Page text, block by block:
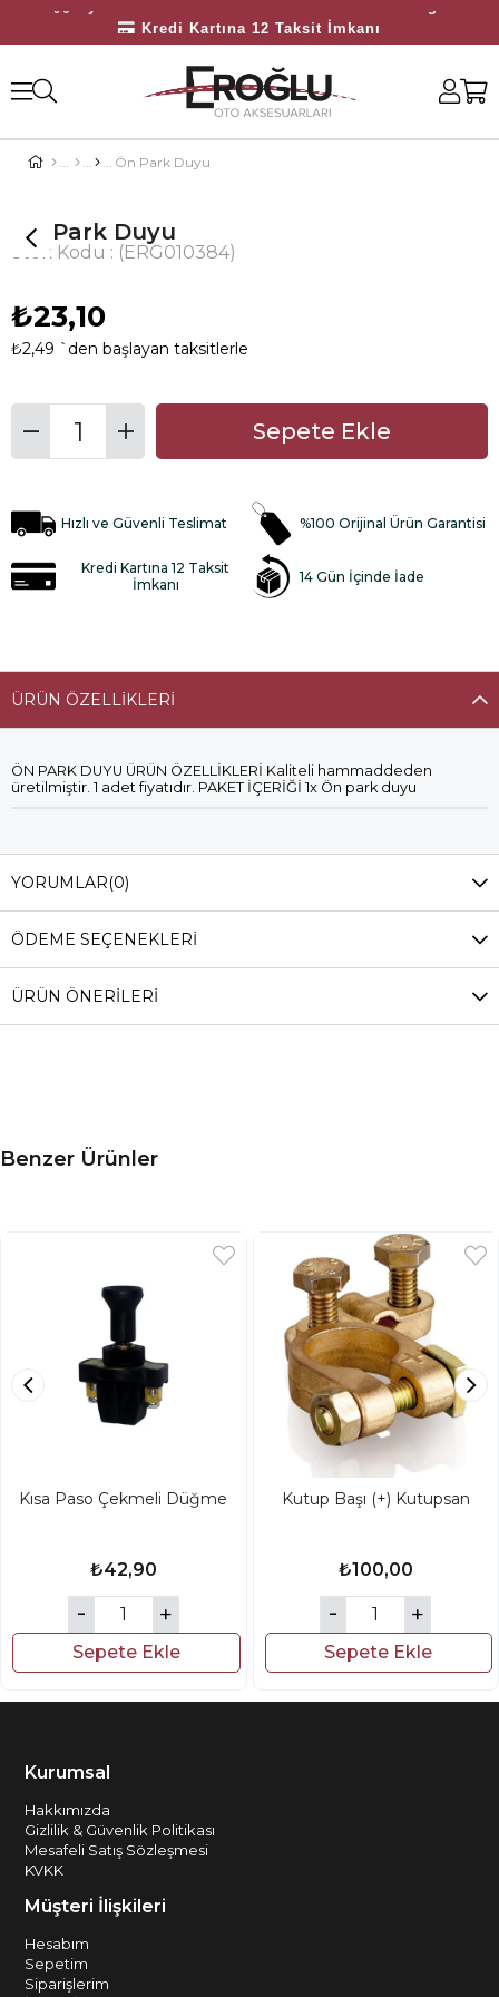
Kredi Kartına 12 Taksit İmkanı
Ön Park Duyu
Ön Park Duyu
Stok Kodu (ERG010384)
₺23,10
₺2,49 `den başlayan taksitlerle
Hızlı ve Güvenli Teslimat %100 Orijinal Ürün Garantisi
Kredi Kartına 12 Taksit
İmkanı
14 Gün İçinde İade
ÜRÜN ÖZELLIKLERI
ÖN PARK DUYU ÜRÜN ÖZELLİKLERİ Kaliteli hammaddeden
üretilmiştir. 1 adet fiyatıdır. PAKET İÇERİĞİ 1x Ön park duyu
YORUMLAR(0)
ÖDEME SEÇENEKLERI
ÜRÜN ÖNERILERI
Benzer Ürünler
Kısa Paso Çekmeli Düğme
₺42,90
Sepete Ekle
Kutup Başı (+) Kutupsan
₺100,00
Sepete Ekle
Kurumsal
Hakkımızda
Gizlilik & Güvenlik Politikası
Mesafeli Satış Sözleşmesi
KVKK
Müşteri İlişkileri
Hesabım
Sepetim
Siparişlerim